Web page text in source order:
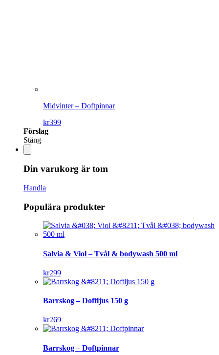
Midvinter – Doftpinnar
kr399
Förslag
Stäng
Din varukorg är tom
Handla
Populära produkter
Salvia & Viol – Tvål & bodywash 500 ml
kr299
Barrskog – Doftljus 150 g
kr269
Barrskog – Doftpinnar